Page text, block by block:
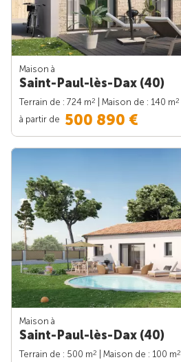
Maison à
Saint-Paul-lès-Dax (40)
Terrain de : 724 m2 | Maison de : 140 m2
à partir de 500 890 €
Maison à
Saint-Paul-lès-Dax (40)
Terrain de : 500 m2 | Maison de : 100 m2